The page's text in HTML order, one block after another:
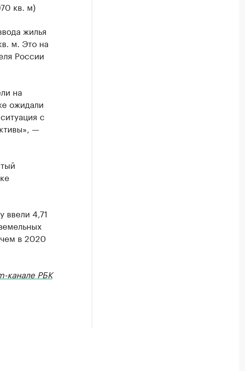
кв. м)
жилья
м. Это на
России
на
ожидали
с
—
ввели 4,71
чем в 2020
канале РБК